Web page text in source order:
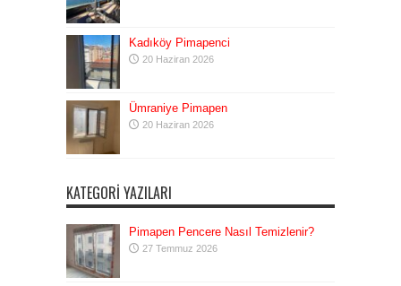
Kadıköy Pimapenci
20 Haziran 2026
Ümraniye Pimapen
20 Haziran 2026
KATEGORI YAZILARI
Pimapen Pencere Nasıl Temizlenir?
27 Temmuz 2026